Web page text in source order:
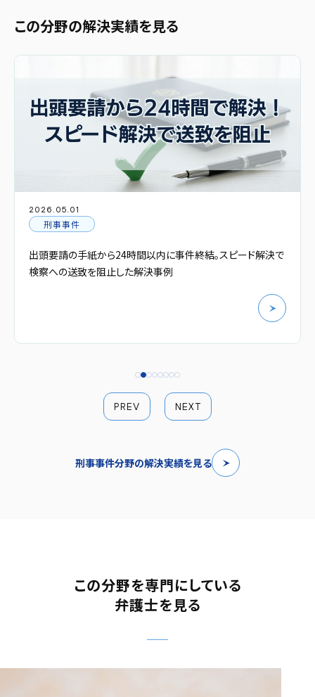
この分野の解決実績を見る
2026.05.01
刑事事件
出頭要請の手紙から24時間以内に事件終結。スピード解決で
検察への送致を阻止した解決事例
PREV NEXT
刑事事件分野の解決実績を見る
この分野を専門にしている
弁護士を見る